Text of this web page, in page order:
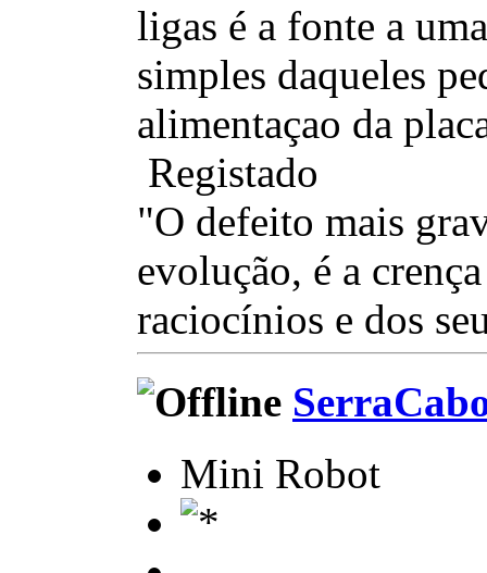
ligas é a fonte a
simples daqueles
alimentaçao da
Registado
"O defeito mais
evolução, é a
raciocínios e dos
Mini Robot